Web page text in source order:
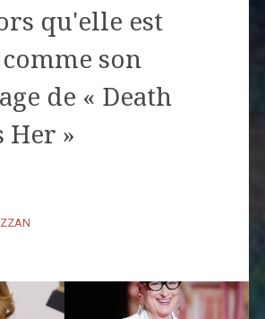
qu'elle est
son
de « Death
Her »